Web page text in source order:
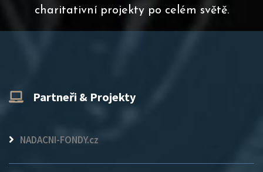
charitativní projekty po celém světě.
Partneři & Projekty
NADACNI-FONDY.cz